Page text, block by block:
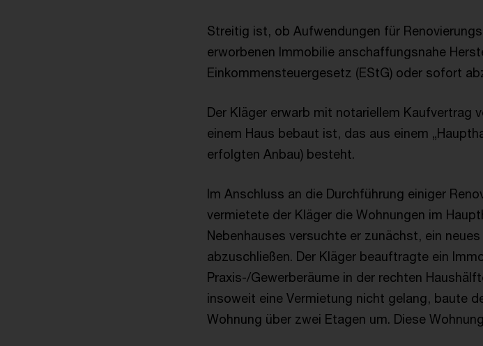
Streitig ist, ob Aufwendungen für
erworbenen Immobilie anschaffungsnahe
Einkommensteuergesetz (EStG) oder sofort
Der Kläger erwarb mit notariellem Kaufvertrag
einem Haus bebaut ist, das aus einem
erfolgten Anbau) besteht.
Im Anschluss an die Durchführung einiger
vermietete der Kläger die Wohnungen im
Nebenhauses versuchte er zunächst, ein
abzuschließen. Der Kläger beauftragte ein
Praxis-/Gewerberäume in der rechten
insoweit eine Vermietung nicht gelang, baute
Wohnung über zwei Etagen um. Diese